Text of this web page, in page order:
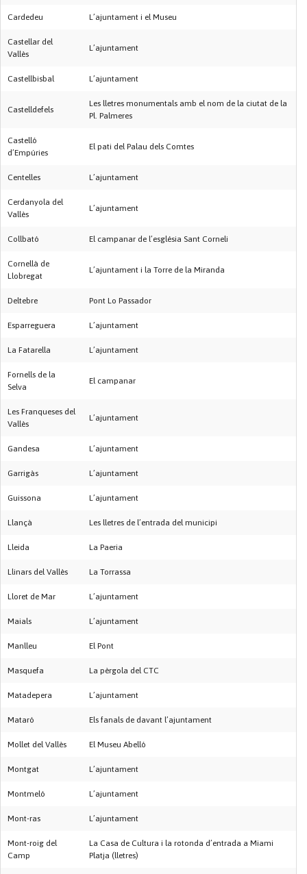
Cardedeu L’ajuntament i el Museu
Castellar del
Vallès
L’ajuntament
Castellbisbal L’ajuntament
Castelldefels
Les lletres monumentals amb el nom de la ciutat de la
Pl. Palmeres
Castelló
d’Empúries
El pati del Palau dels Comtes
Centelles L’ajuntament
Cerdanyola del
Vallès
L’ajuntament
Collbató El campanar de l’església Sant Corneli
Cornellà de
Llobregat
L’ajuntament i la Torre de la Miranda
Deltebre Pont Lo Passador
Esparreguera L’ajuntament
La Fatarella L’ajuntament
Fornells de la
Selva
El campanar
Les Franqueses del
Vallès
L’ajuntament
Gandesa L’ajuntament
Garrigàs L’ajuntament
Guissona L’ajuntament
Llançà Les lletres de l’entrada del municipi
Lleida La Paeria
Llinars del Vallès La Torrassa
Lloret de Mar L’ajuntament
Maials L’ajuntament
Manlleu El Pont
Masquefa La pèrgola del CTC
Matadepera L’ajuntament
Mataró Els fanals de davant l’ajuntament
Mollet del Vallès El Museu Abelló
Montgat L’ajuntament
Montmeló L’ajuntament
Mont-ras L’ajuntament
Mont-roig del
Camp
La Casa de Cultura i la rotonda d’entrada a Miami
Platja (lletres)